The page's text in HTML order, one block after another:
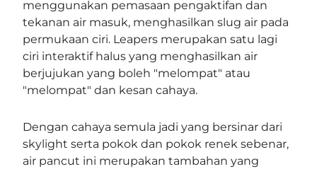
menggunakan pemasaan pengaktifan dan
tekanan air masuk, menghasilkan slug air pada
permukaan ciri. Leapers merupakan satu lagi
ciri interaktif halus yang menghasilkan air
berjujukan yang boleh "melompat" atau
"melompat" dan kesan cahaya.
Dengan cahaya semula jadi yang bersinar dari
skylight serta pokok dan pokok renek sebenar,
air pancut ini merupakan tambahan yang